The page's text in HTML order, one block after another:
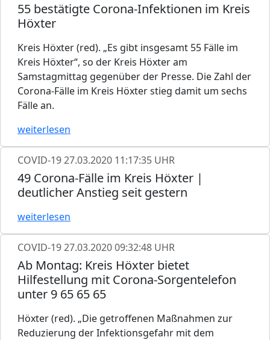
55 bestätigte Corona-Infektionen im Kreis
Höxter
Kreis Höxter (red). „Es gibt insgesamt 55 Fälle im
Kreis Höxter“, so der Kreis Höxter am
Samstagmittag gegenüber der Presse. Die Zahl der
Corona-Fälle im Kreis Höxter stieg damit um sechs
Fälle an.
weiterlesen
COVID-1927.03.2020 11:17:35 UHR
49 Corona-Fälle im Kreis Höxter |
deutlicher Anstieg seit gestern
weiterlesen
COVID-1927.03.2020 09:32:48 UHR
Ab Montag: Kreis Höxter bietet
Hilfestellung mit Corona-Sorgentelefon
unter 9 65 65 65
Höxter (red). „Die getroffenen Maßnahmen zur
Reduzierung der Infektionsgefahr mit dem